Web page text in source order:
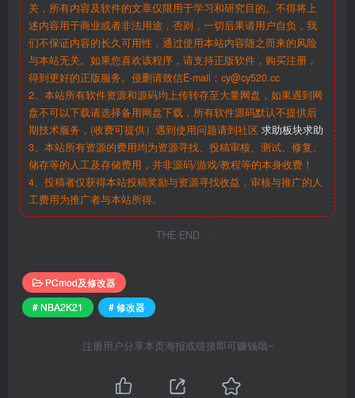
关，所有内容及软件的文章仅限用于学习和研究目的。不得将上
述内容用于商业或者非法用途，否则，一切后果请用户自负，我
们不保证内容的长久可用性，通过使用本站内容随之而来的风险
与本站无关。如果您喜欢该程序，请支持正版软件，购买注册，
得到更好的正版服务。侵删请致信E-mail：cy@cy520.cc
2、本站所有软件资源和源码均上传转存至大量网盘，如果遇到网
盘不可以下载请选择备用网盘下载，所有软件源码默认不提供后
期技术服务，(收费可提供）遇到使用问题请到社区 求助板块求助
3、本站所有资源的费用均为资源寻找、投稿审核、测试、修复、
储存等的人工及存储费用，并非源码/游戏/教程等的本身收费！
4、投稿者仅获得本站投稿奖励与资源寻找收益，审核与推广的人
工费用为推广者与本站所得。
THE END
PCmod及修改器
# NBA2K21
# 修改器
注册用户分享本页海报或链接即可赚钱哦~